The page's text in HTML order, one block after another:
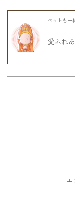
ペットも一
愛ふれ
エ